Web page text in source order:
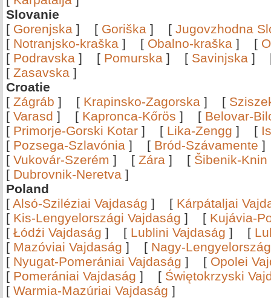
Slovanie
[ Gorenjska ] [ Goriška ] [ Jugovzhodna
[ Notranjsko-kraška ] [ Obalno-kraška ] [
[ Podravska ] [ Pomurska ] [ Savinjska ]
[ Zasavska ]
Croatie
[ Zágráb ] [ Krapinsko-Zagorska ] [
[ Varasd ] [ Kapronca-Kőrös ] [ Belovar-
[ Primorje-Gorski Kotar ] [ Lika-Zengg ] [
[ Pozsega-Szlavónia ] [ Bród-Szávamente
[ Vukovár-Szerém ] [ Zára ] [ Šibenik-Knin
[ Dubrovnik-Neretva ]
Poland
[ Alsó-Sziléziai Vajdaság ] [ Kárpátaljai
[ Kis-Lengyelországi Vajdaság ] [ Kujávia-
[ Łódźi Vajdaság ] [ Lublini Vajdaság ] [
[ Mazóviai Vajdaság ] [ Nagy-
[ Nyugat-Pomerániai Vajdaság ] [ Opolei
[ Pomerániai Vajdaság ] [ Świętokrzyski
[ Warmia-Mazúriai Vajdaság ]